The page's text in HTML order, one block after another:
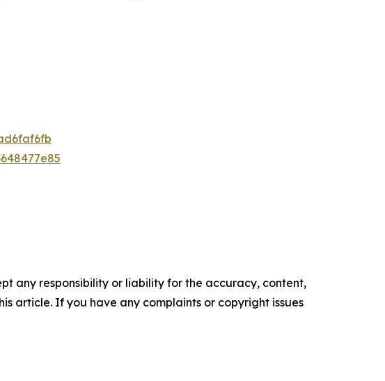
any responsibility or liability for the accuracy, content,
article. If you have any complaints or copyright issues